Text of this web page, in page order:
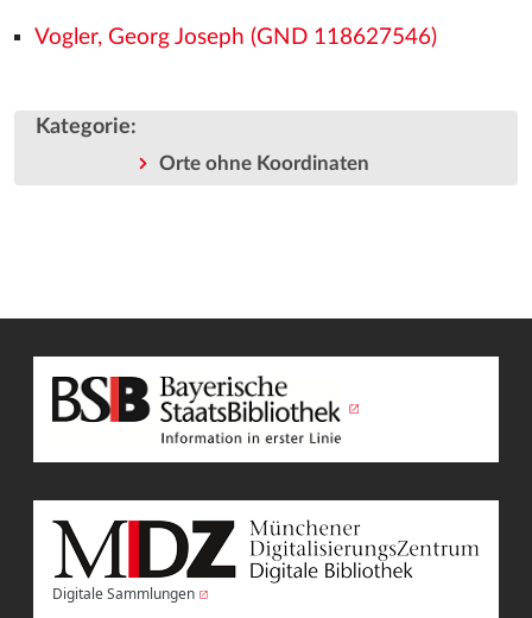
Vogler, Georg Joseph (GND 118627546)
Kategorie:
Orte ohne Koordinaten
Digitale Sammlungen